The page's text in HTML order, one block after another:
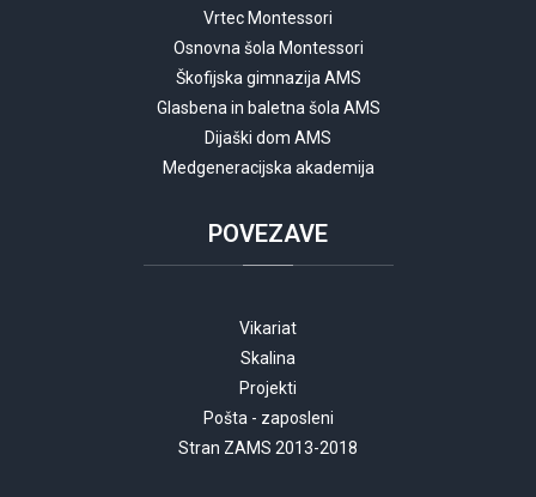
Vrtec Montessori
Osnovna šola Montessori
Škofijska gimnazija AMS
Glasbena in baletna šola AMS
Dijaški dom AMS
Medgeneracijska akademija
POVEZAVE
Vikariat
Skalina
Projekti
Pošta - zaposleni
Stran ZAMS 2013-2018